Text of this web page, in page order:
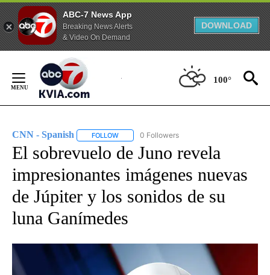
ABC-7 News App
Breaking News Alerts
& Video On Demand
DOWNLOAD
Content
100°
CNN - Spanish FOLLOW FOLLOW "CNN - SPANISH" TO RECEIVE
0 Followers
El sobrevuelo de Juno revela
impresionantes imágenes nuevas
de Júpiter y los sonidos de su
luna Ganímedes